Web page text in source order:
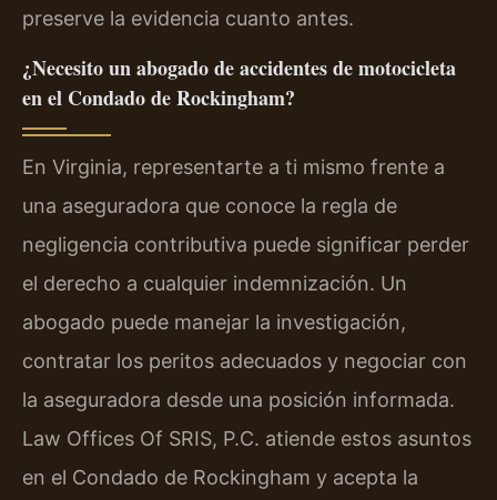
preserve la evidencia cuanto antes.
¿Necesito un abogado de accidentes de motocicleta
en el Condado de Rockingham?
En Virginia, representarte a ti mismo frente a
una aseguradora que conoce la regla de
negligencia contributiva puede significar perder
el derecho a cualquier indemnización. Un
abogado puede manejar la investigación,
contratar los peritos adecuados y negociar con
la aseguradora desde una posición informada.
Law Offices Of SRIS, P.C. atiende estos asuntos
en el Condado de Rockingham y acepta la